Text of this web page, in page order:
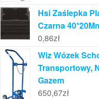
Hsi Zaślepka
Czarna
0,86zł
Wiz Wózek
Transportowy,
Gazem
650,67zł